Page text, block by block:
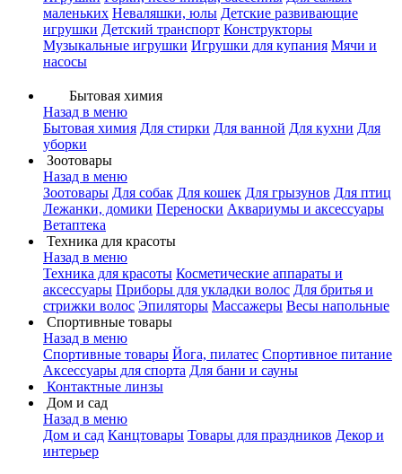
маленьких Неваляшки, юлы Детские развивающие
игрушки Детский транспорт Конструкторы
Музыкальные игрушки Игрушки для купания Мячи и
насосы
Бытовая химия
Назад в меню
Бытовая химия Для стирки Для ванной Для кухни Для
уборки
Зоотовары
Назад в меню
Зоотовары Для собак Для кошек Для грызунов Для птиц
Лежанки, домики Переноски Аквариумы и аксессуары
Ветаптека
Техника для красоты
Назад в меню
Техника для красоты Косметические аппараты и
аксессуары Приборы для укладки волос Для бритья и
стрижки волос Эпиляторы Массажеры Весы напольные
Спортивные товары
Назад в меню
Спортивные товары Йога, пилатес Спортивное питание
Аксессуары для спорта Для бани и сауны
Контактные линзы
Дом и сад
Назад в меню
Дом и сад Канцтовары Товары для праздников Декор и
интерьер